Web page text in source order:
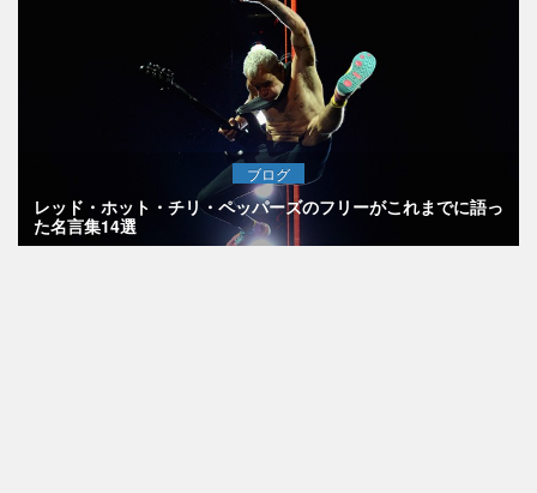
ブログ
レッド・ホット・チリ・ペッパーズのフリーがこれまでに語っ
た名言集14選